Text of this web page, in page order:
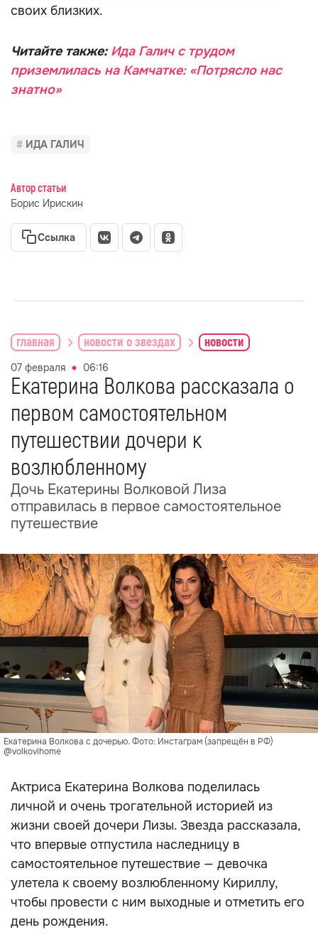
своих близких.
Читайте также: Ида Галич с трудом
приземлилась на Камчатке: «Потрясло нас
знатно»
ИДА ГАЛИЧ
Автор статьи
Борис Ирискин
Ссылка
главная новости о звездах новости
07 февраля 06:16
Екатерина Волкова рассказала о
первом самостоятельном
путешествии дочери к
возлюбленному
Дочь Екатерины Волковой Лиза
отправилась в первое самостоятельное
путешествие
Екатерина Волкова с дочерью. Фото: Инстаграм (запрещён в РФ)
@volkovihome
Актриса Екатерина Волкова поделилась
личной и очень трогательной историей из
жизни своей дочери Лизы. Звезда рассказала,
что впервые отпустила наследницу в
самостоятельное путешествие — девочка
улетела к своему возлюбленному Кириллу,
чтобы провести с ним выходные и отметить его
день рождения.